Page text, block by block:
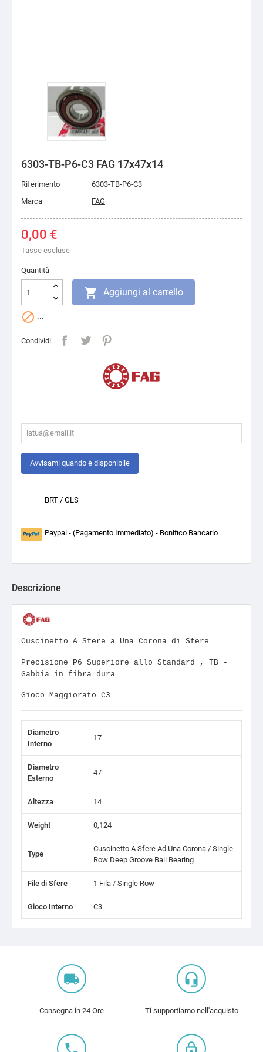
6303-TB-P6-C3 FAG 17x47x14
Riferimento
6303-TB-P6-C3
Marca
FAG
0,00 €
Tasse escluse
Quantità
 Aggiungi al carrello
 ...
Condividi
Avvisami quando è disponibile
BRT / GLS
Paypal - (Pagamento Immediato) - Bonifico Bancario
Descrizione
Cuscinetto A Sfere a Una Corona di Sfere
Precisione P6 Superiore allo Standard , TB -
Gabbia in fibra dura
Gioco Maggiorato C3
Diametro
Interno
17
Diametro
Esterno
47
Altezza 14
Weight 0,124
Type
Cuscinetto A Sfere Ad Una Corona / Single
Row Deep Groove Ball Bearing
File di Sfere 1 Fila / Single Row
Gioco Interno C3
local_shipping
Consegna in 24 Ore
headset_mic
Ti supportiamo nell'acquisto